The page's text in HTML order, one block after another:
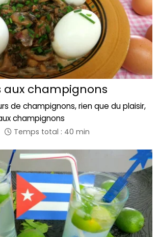
aux champignons
de champignons, rien que du plaisir,
champignons
Temps total : 40 min